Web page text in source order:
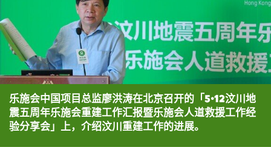
乐施会中国项目总监廖洪涛在北京召开的「5•12汶川地
震五周年乐施会重建工作汇报暨乐施会人道救援工作经
验分享会」上，介绍汶川重建工作的进展。